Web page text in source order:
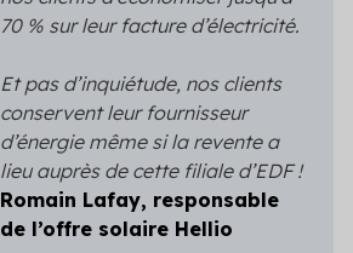
70 % sur leur facture d’électricité.
Et pas d’inquiétude, nos clients
conservent leur fournisseur
d’énergie même si la revente a
lieu auprès de cette filiale d’EDF !
Romain Lafay, responsable
de l’offre solaire Hellio